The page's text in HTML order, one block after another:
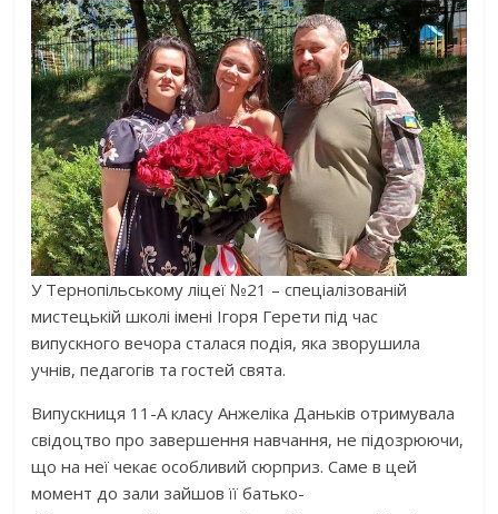
У Тернопільському ліцеї №21 – спеціалізованій
мистецькій школі імені Ігоря Герети під час
випускного вечора сталася подія, яка зворушила
учнів, педагогів та гостей свята.
Випускниця 11-А класу Анжеліка Даньків отримувала
свідоцтво про завершення навчання, не підозрюючи,
що на неї чекає особливий сюрприз. Саме в цей
момент до зали зайшов її батько-